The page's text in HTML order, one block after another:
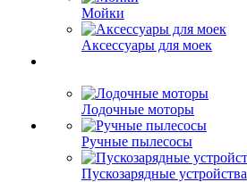
Мойки
Аксессуары для моек
Лодочные моторы
Ручные пылесосы
Пускозарядные устройства